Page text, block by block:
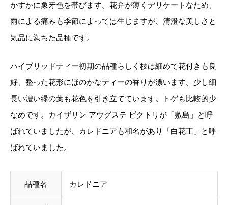
a
個
ご注文後にお送りする「ご注文確定メール」にて、送
料を含めて調整した金額をお知らせいたします。送料
ルを承っております。
事前のお見積もりがご希望の場合は「お問い合わせフ
ォーム」よりご連絡をお願いいたします。
かすかに象牙色を帯びます。花弁が薄くデリケートなため、
雨による痛みも季節によっては生じますが、清澄な美しさと
気品に満ちた品種です。
ハイブリッドティー初期の品種らしく枝は細めで花付きも良
好、整った花形にほのかなティーの香りが漂います。少し細
長い濃い緑の葉も花色を引き立てています。トゲも比較的少
なめです。カイザリン アウグステ ビクトリが「敷島」と呼
ばれていましたが、カレドニアも和名があり「白花王」と呼
ばれていました。
品種名 カレドニア